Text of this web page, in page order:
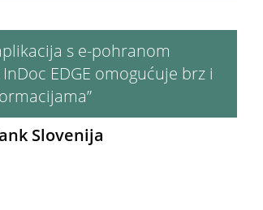
s e-pohranom
EDGE omogućuje brz i
Slovenija